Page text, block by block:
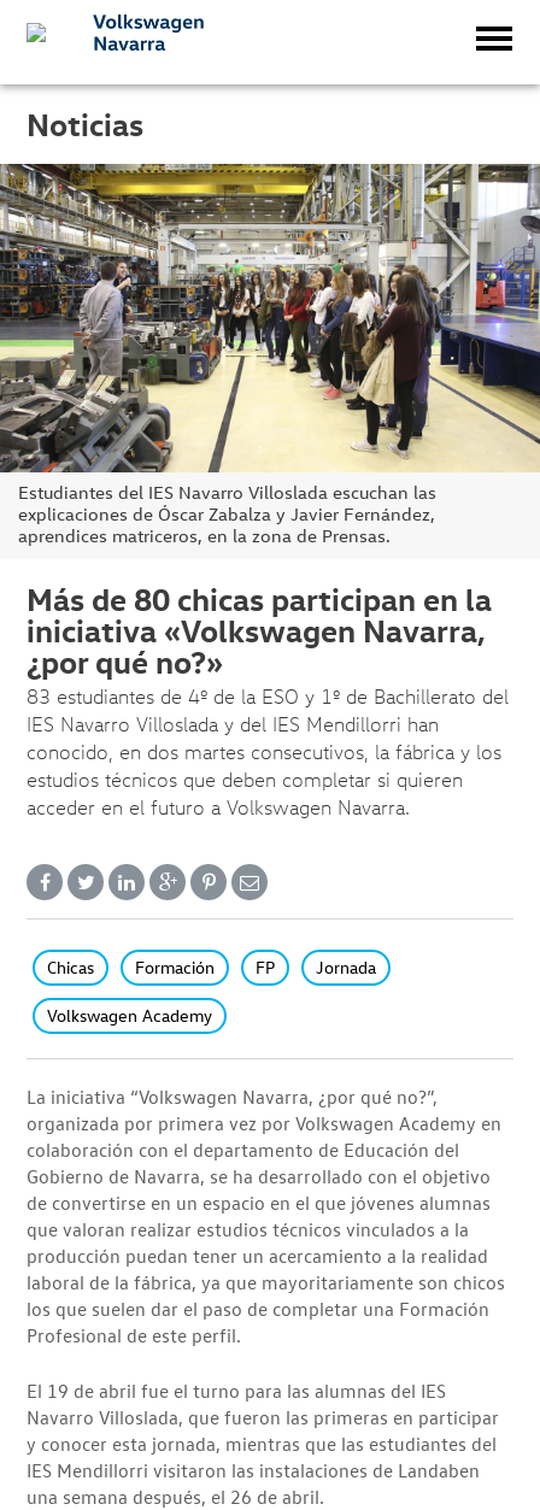
Noticias
Estudiantes del IES Navarro Villoslada escuchan las
explicaciones de Óscar Zabalza y Javier Fernández,
aprendices matriceros, en la zona de Prensas.
Más de 80 chicas participan en la
iniciativa «Volkswagen Navarra,
¿por qué no?»
83 estudiantes de 4º de la ESO y 1º de Bachillerato del
IES Navarro Villoslada y del IES Mendillorri han
conocido, en dos martes consecutivos, la fábrica y los
estudios técnicos que deben completar si quieren
acceder en el futuro a Volkswagen Navarra.
Chicas Formación FP Jornada
Volkswagen Academy
La iniciativa “Volkswagen Navarra, ¿por qué no?”,
organizada por primera vez por Volkswagen Academy en
colaboración con el departamento de Educación del
Gobierno de Navarra, se ha desarrollado con el objetivo
de convertirse en un espacio en el que jóvenes alumnas
que valoran realizar estudios técnicos vinculados a la
producción puedan tener un acercamiento a la realidad
laboral de la fábrica, ya que mayoritariamente son chicos
los que suelen dar el paso de completar una Formación
Profesional de este perfil.
El 19 de abril fue el turno para las alumnas del IES
Navarro Villoslada, que fueron las primeras en participar
y conocer esta jornada, mientras que las estudiantes del
IES Mendillorri visitaron las instalaciones de Landaben
una semana después, el 26 de abril.